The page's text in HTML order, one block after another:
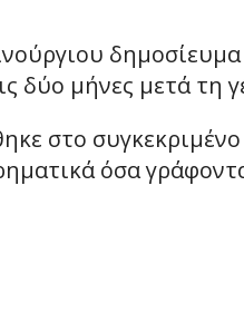
δύο μήνες μετά τη
στο
όσα